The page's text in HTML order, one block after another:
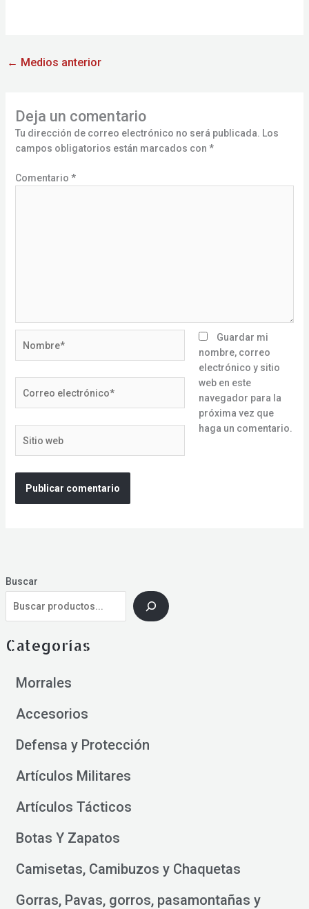
Buscar
Categorías
Morrales
Accesorios
Defensa y Protección
Artículos Militares
Artículos Tácticos
Botas Y Zapatos
Camisetas, Camibuzos y Chaquetas
Gorras, Pavas, gorros, pasamontañas y
← Medios anterior
Deja un comentario
Tu dirección de correo electrónico no será publicada. Los
campos obligatorios están marcados con *
Comentario *
electrónico*
web
Guardar mi
nombre, correo
electrónico y sitio
web en este
navegador para la
próxima vez que
haga un comentario.